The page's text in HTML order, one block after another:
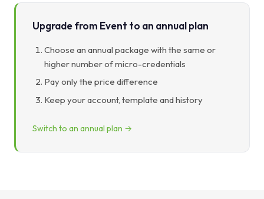
Upgrade from Event to an annual plan
Choose an annual package with the same or
higher number of micro-credentials
Pay only the price difference
Keep your account, template and history
Switch to an annual plan →